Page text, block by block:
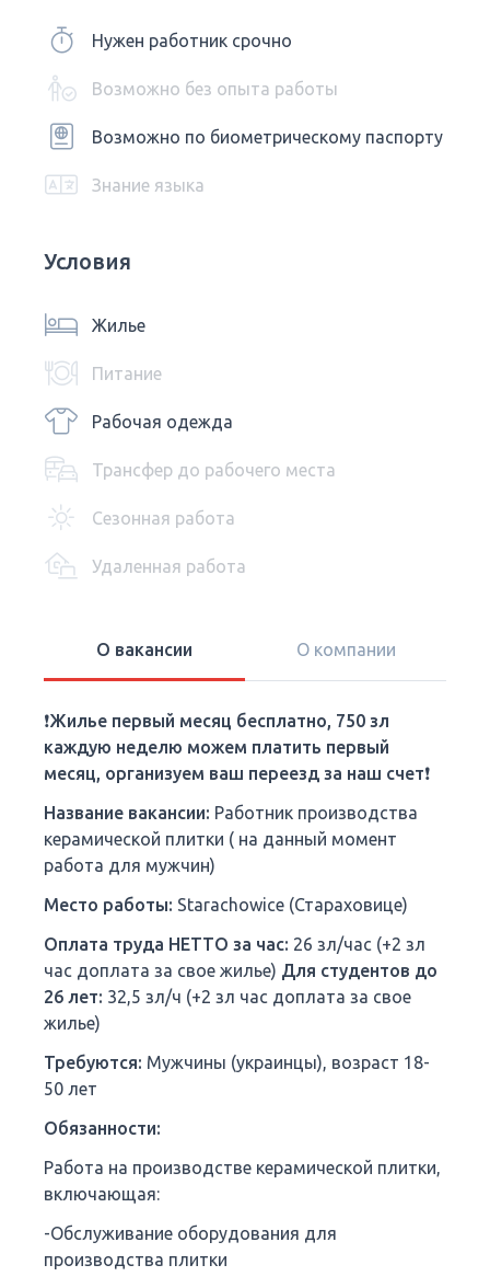
Нужен работник срочно
Возможно без опыта работы
Возможно по биометрическому паспорту
Знание языка
Условия
Жилье
Питание
Рабочая одежда
Трансфер до рабочего места
Сезонная работа
Удаленная работа
О вакансии О компании
❗️Жилье первый месяц бесплатно, 750 зл
каждую неделю можем платить первый
месяц, организуем ваш переезд за наш счет❗️
Название вакансии: Работник производства
керамической плитки ( на данный момент
работа для мужчин)
Место работы: Starachowice (Стараховице)
Оплата труда НЕТТО за час: 26 зл/час (+2 зл
час доплата за свое жилье) Для студентов до
26 лет: 32,5 зл/ч (+2 зл час доплата за свое
жилье)
Требуются: Мужчины (украинцы), возраст 18-
50 лет
Обязанности:
Работа на производстве керамической плитки,
включающая:
-Обслуживание оборудования для
производства плитки